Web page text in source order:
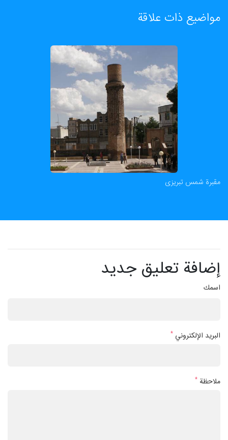
مواضيع ذات علاقة
مقبرة شمس تبریزی
إضافة تعليق جديد
اسمك
البريد الإلكتروني *
ملاحظة *